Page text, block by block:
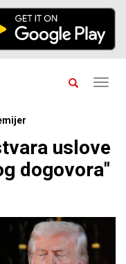
uslove
dogovora"